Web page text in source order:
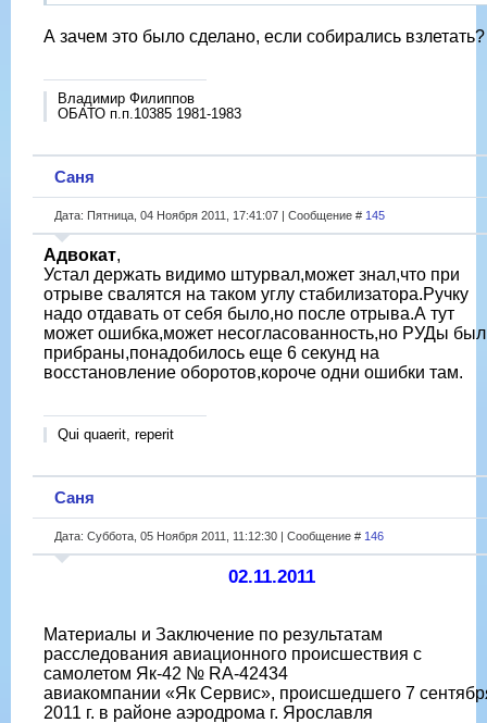
А зачем это было сделано, если собирались взлетать?
Владимир Филиппов
ОБАТО п.п.10385 1981-1983
Саня
Дата: Пятница, 04 Ноября 2011, 17:41:07 | Сообщение # 145
Адвокат,
Устал держать видимо штурвал,может знал,что при
отрыве свалятся на таком углу стабилизатора.Ручку
надо отдавать от себя было,но после отрыва.А тут
может ошибка,может несогласованность,но РУДы
прибраны,понадобилось еще 6 секунд на
восстановление оборотов,короче одни ошибки там.
Qui quaerit, reperit
Саня
Дата: Суббота, 05 Ноября 2011, 11:12:30 | Сообщение # 146
02.11.2011
Материалы и Заключение по результатам
расследования авиационного происшествия с
самолетом Як-42 № RA-42434
авиакомпании «Як Сервис», происшедшего 7
2011 г. в районе аэродрома г. Ярославля